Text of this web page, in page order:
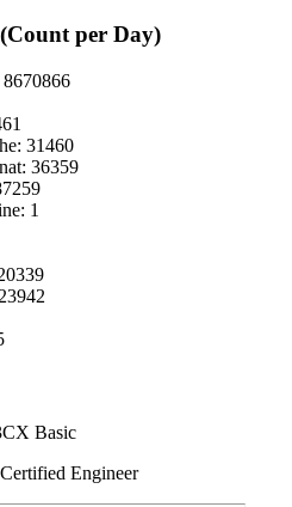
per Day)
8670866
31460
36359
1
Engineer